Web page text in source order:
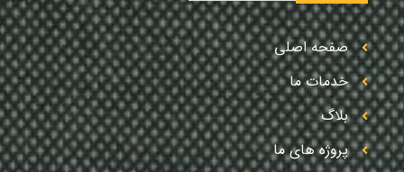
صفحه اصلی
خدمات ما
بلاگ
پروژه های ما